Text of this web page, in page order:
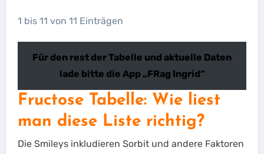
1 bis 11 von 11 Einträgen
Für den rest der Tabelle und aktuelle Daten
lade bitte die App „FRag Ingrid“
Fructose Tabelle: Wie liest
man diese Liste richtig?
Die Smileys inkludieren Sorbit und andere Faktoren